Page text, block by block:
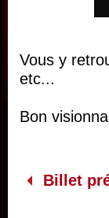
Vous y
etc...
Bon
Billet